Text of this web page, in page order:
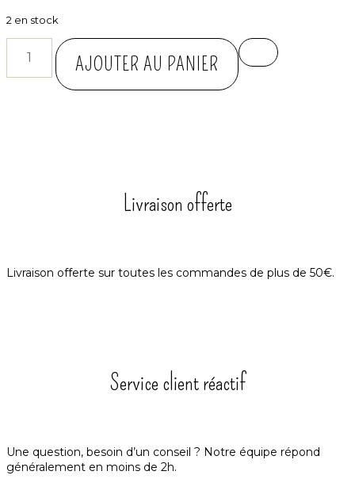
2 en stock
AJOUTER AU PANIER
Livraison offerte
Livraison offerte sur toutes les commandes de plus de 50€.
Service client réactif
Une question, besoin d’un conseil ? Notre équipe répond
généralement en moins de 2h.